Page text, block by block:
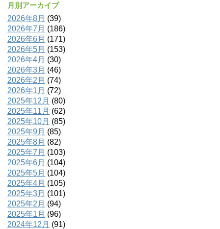
月別アーカイブ
2026年8月 (39)
2026年7月 (186)
2026年6月 (171)
2026年5月 (153)
2026年4月 (30)
2026年3月 (46)
2026年2月 (74)
2026年1月 (72)
2025年12月 (80)
2025年11月 (62)
2025年10月 (85)
2025年9月 (85)
2025年8月 (82)
2025年7月 (103)
2025年6月 (104)
2025年5月 (104)
2025年4月 (105)
2025年3月 (101)
2025年2月 (94)
2025年1月 (96)
2024年12月 (91)